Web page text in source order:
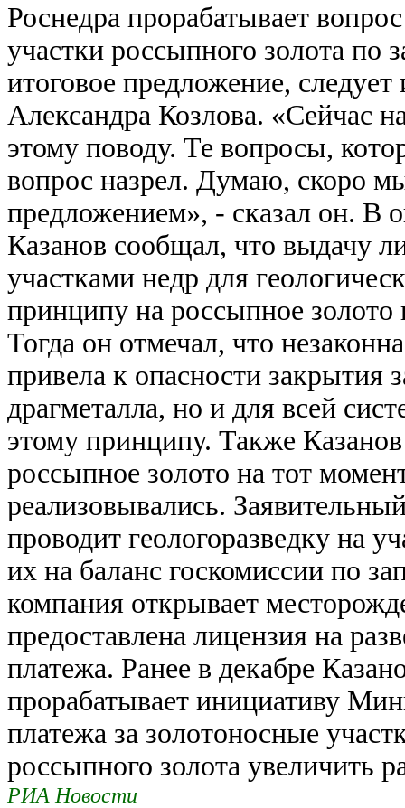
Роснедра прорабатывает
участки россыпного золота по
итоговое предложение,
Александра Козлова. «Сейчас
этому поводу. Те вопросы,
вопрос назрел. Думаю, скоро
предложением», - сказал он. В
Казанов сообщал, что выдачу
участками недр для
принципу на россыпное золото
Тогда он отмечал, что
привела к опасности закрытия
драгметалла, но и для всей
этому принципу. Также
россыпное золото на тот
реализовывались.
проводит геологоразведку на
их на баланс госкомиссии по
компания открывает
предоставлена лицензия на
платежа. Ранее в декабре
прорабатывает инициативу
платежа за золотоносные
россыпного золота увеличить
РИА Новости